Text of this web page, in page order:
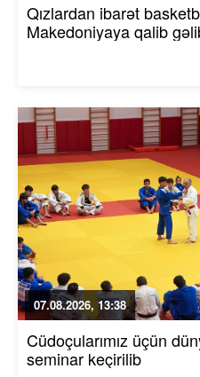
Qızlardan ibarət
Makedoniyaya qalib
07.08.2026, 13:38
Cüdoçularımız üçün
seminar keçirilib